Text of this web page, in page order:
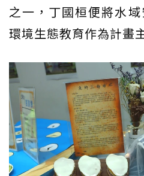
之一，丁國桓便將水
環境生態教育作為計畫